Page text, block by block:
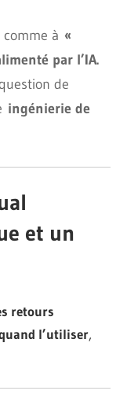
comme à «
par l’IA.
de
ingénierie de
et un
retours
l’utiliser,